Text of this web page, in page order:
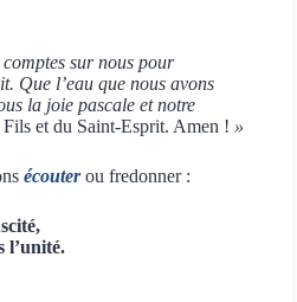
sur nous pour
Que l’eau que nous avons
la joie pascale et notre
et du Saint-Esprit. Amen ! »
écouterou fredonner :
l’unité.